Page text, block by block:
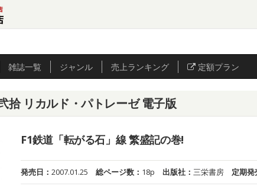
雑誌一覧 ジャンル 売上ランキング 定額プラン
拾 リカルド・パトレーゼ 電子版
F1鉄道「転がる石」線 繁盛記の巻!
発売日：2007.01.25 総ページ数： 18p 出版社：三栄書房 定期